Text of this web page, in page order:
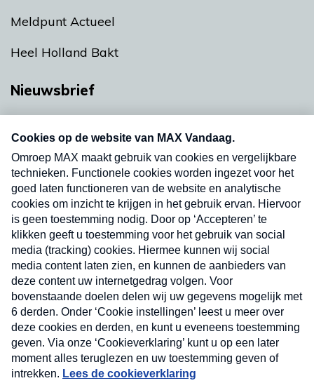
Meldpunt Actueel
Heel Holland Bakt
Nieuwsbrief
nieuwsbrief. Elke vrijdag- en dinsdagochtend in
uw mailbox.
Verzend
Nieuwsbrief
Neem hier een gratis abonnement op onze
nieuwsbrief. Elke vrijdag- en dinsdagochtend in uw